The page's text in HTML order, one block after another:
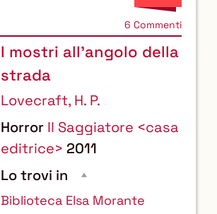
6 Commenti
I mostri all'angolo della
strada
Lovecraft, H. P.
Horror Il Saggiatore <casa
editrice> 2011
Lo trovi in
Biblioteca Elsa Morante